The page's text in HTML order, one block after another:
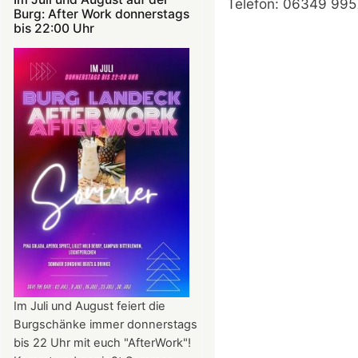
Telefon: ‭06349
Burg: After Work donnerstags
bis 22:00 Uhr
Im Juli und August feiert die
Burgschänke immer donnerstags
bis 22 Uhr mit euch "AfterWork"!